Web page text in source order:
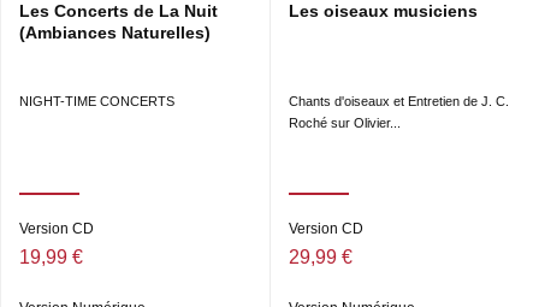
Les Concerts de La Nuit
(Ambiances Naturelles)
NIGHT-TIME CONCERTS
Version CD
19,99 €
Les oiseaux musiciens
Chants d'oiseaux et Entretien de J. C.
Roché sur Olivier...
Version CD
29,99 €